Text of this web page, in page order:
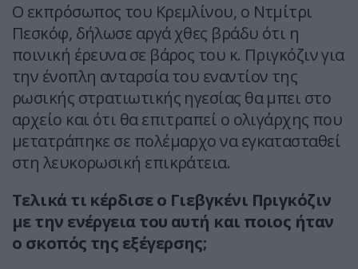
Ο εκπρόσωπος του Κρεμλίνου, ο Ντμίτρι
Πεσκόφ, δήλωσε αργά χθες βράδυ ότι η
ποινική έρευνα σε βάρος του κ. Πριγκόζιν για
την ένοπλη ανταρσία του εναντίον της
ρωσικής στρατιωτικής ηγεσίας θα μπει στο
αρχείο και ότι θα επιτραπεί ο ολιγάρχης που
μετατράπηκε σε πολέμαρχο να εγκατασταθεί
στη λευκορωσική επικράτεια.
Τελικά τι κέρδισε ο Γιεβγκένι Πριγκόζιν
με την ενέργεια του αυτή και ποιος ήταν
ο σκοπός της εξέγερσης;